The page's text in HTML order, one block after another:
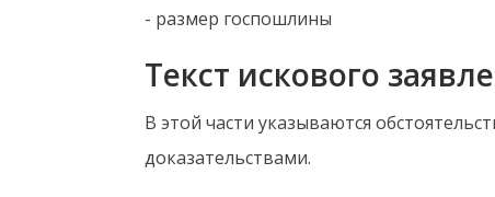
- размер госпошлины
Текст искового
В этой части указываются
доказательствами.